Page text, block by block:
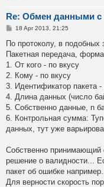
Re: Обмен данными с
P
s
18 Apr 2013, 21:25
По протоколу, в подобных
Пакетная передача,
1. От кого - по вкусу
2. Кому - по вкусу
3. Идентификатор пакета
4. Длина данных (число
5. Собственно данные, n
6. Контрольная сумма:
данных, тут уже
Собственно принимающий
решение о валидности...
пакет об ошибке например...
Для верности скорость